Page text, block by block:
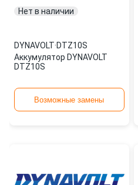
Нет в наличии
DYNAVOLT·DTZ10S
Аккумулятор DYNAVOLT
DTZ10S
Возможные замены